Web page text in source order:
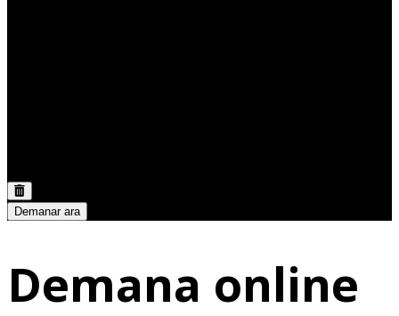
Demanar ara
Demana online